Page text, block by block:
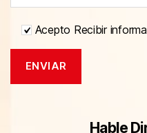
Acepto Recibir
Hable